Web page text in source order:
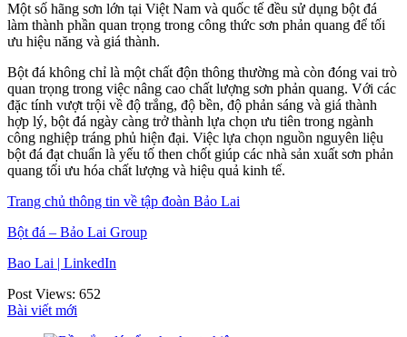
Một số hãng sơn lớn tại Việt Nam và quốc tế đều sử dụng bột đá
làm thành phần quan trọng trong công thức sơn phản quang để tối
ưu hiệu năng và giá thành.
Bột đá không chỉ là một chất độn thông thường mà còn đóng vai trò
quan trọng trong việc nâng cao chất lượng sơn phản quang. Với các
đặc tính vượt trội về độ trắng, độ bền, độ phản sáng và giá thành
hợp lý, bột đá ngày càng trở thành lựa chọn ưu tiên trong ngành
công nghiệp tráng phủ hiện đại. Việc lựa chọn nguồn nguyên liệu
bột đá đạt chuẩn là yếu tố then chốt giúp các nhà sản xuất sơn phản
quang tối ưu hóa chất lượng và hiệu quả kinh tế.
Trang chủ thông tin về tập đoàn Bảo Lai
Bột đá – Bảo Lai Group
Bao Lai | LinkedIn
Post Views: 652
Bài viết mới